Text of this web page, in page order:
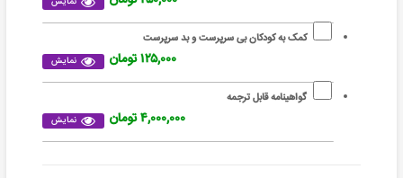
کمک به کودکان بی سرپرست و بد سرپرست
نمایش ۱۲۵,۰۰۰ تومان
گواهینامه قابل ترجمه
نمایش ۴,۰۰۰,۰۰۰ تومان